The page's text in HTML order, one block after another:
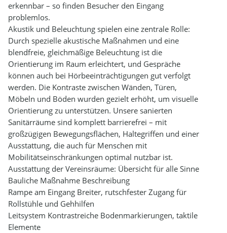
erkennbar – so finden Besucher den Eingang
problemlos.
Akustik und Beleuchtung spielen eine zentrale Rolle:
Durch spezielle akustische Maßnahmen und eine
blendfreie, gleichmäßige Beleuchtung ist die
Orientierung im Raum erleichtert, und Gespräche
können auch bei Hörbeeinträchtigungen gut verfolgt
werden. Die Kontraste zwischen Wänden, Türen,
Möbeln und Böden wurden gezielt erhöht, um visuelle
Orientierung zu unterstützen. Unsere sanierten
Sanitärräume sind komplett barrierefrei – mit
großzügigen Bewegungsflächen, Haltegriffen und einer
Ausstattung, die auch für Menschen mit
Mobilitätseinschränkungen optimal nutzbar ist.
Ausstattung der Vereinsräume: Übersicht für alle Sinne
Bauliche Maßnahme Beschreibung
Rampe am Eingang Breiter, rutschfester Zugang für
Rollstühle und Gehhilfen
Leitsystem Kontrastreiche Bodenmarkierungen, taktile
Elemente